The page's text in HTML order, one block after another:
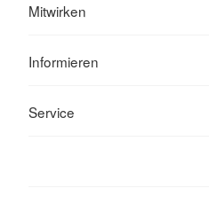
Mitwirken
Informieren
Service